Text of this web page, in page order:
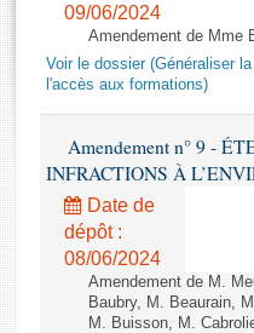
Rapports d'information
Rapports d'enquête
Rapports sur l'application
Baromètre de l’application
Dossiers législatifs
Budget et sécurité sociale
Questions écrites et orales
Anciennes législatures
09/06/2024
Amendement de Mme
Voir le dossier (Généraliser
l'accès aux formations)
Amendement n° 9 -
INFRACTIONS À
Date de
dépôt :
08/06/2024
Amendement de M.
Baubry, M. Beaurain,
M. Buisson, M.